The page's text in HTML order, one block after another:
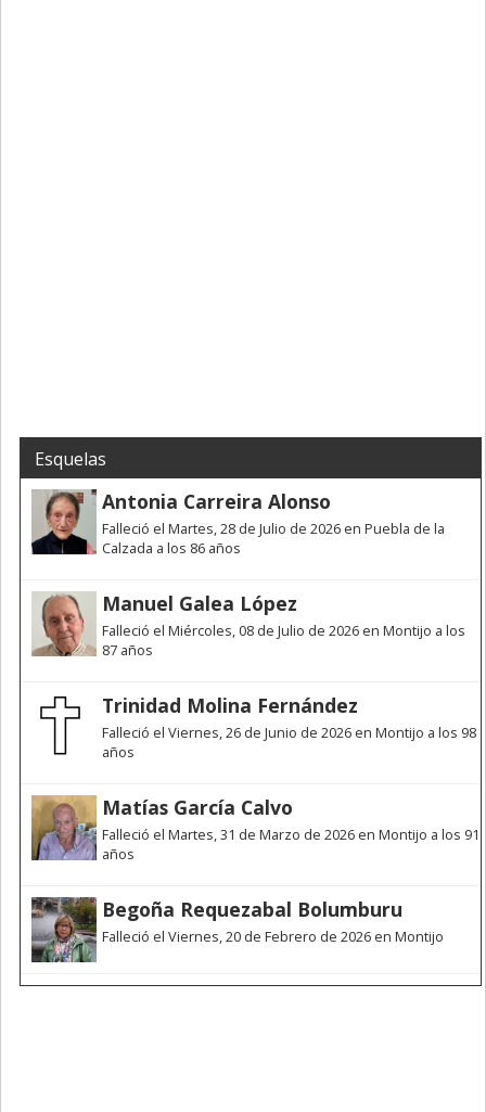
Esquelas
Antonia Carreira Alonso
Falleció el Martes, 28 de Julio de 2026 en Puebla de la
Calzada a los 86 años
Manuel Galea López
Falleció el Miércoles, 08 de Julio de 2026 en Montijo a los
87 años
Trinidad Molina Fernández
Falleció el Viernes, 26 de Junio de 2026 en Montijo a los 98
años
Matías García Calvo
Falleció el Martes, 31 de Marzo de 2026 en Montijo a los 91
años
Begoña Requezabal Bolumburu
Falleció el Viernes, 20 de Febrero de 2026 en Montijo